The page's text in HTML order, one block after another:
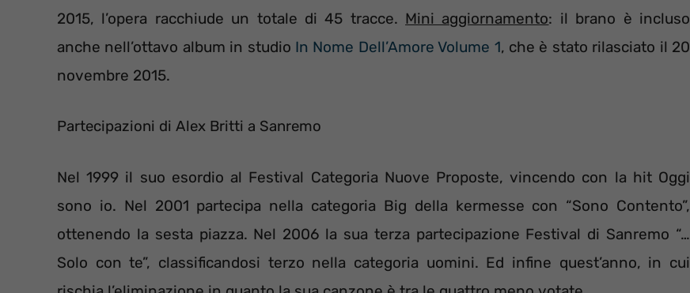
2015, l’opera racchiude un totale di 45 tracce. Mini aggiornamento: il brano è incluso
anche nell’ottavo album in studio In Nome Dell’Amore Volume 1, che è stato rilasciato il 20
novembre 2015.
Partecipazioni di Alex Britti a Sanremo
Nel 1999 il suo esordio al Festival Categoria Nuove Proposte, vincendo con la hit Oggi
sono io. Nel 2001 partecipa nella categoria Big della kermesse con “Sono Contento”,
ottenendo la sesta piazza. Nel 2006 la sua terza partecipazione Festival di Sanremo “…
Solo con te”, classificandosi terzo nella categoria uomini. Ed infine quest’anno, in cui